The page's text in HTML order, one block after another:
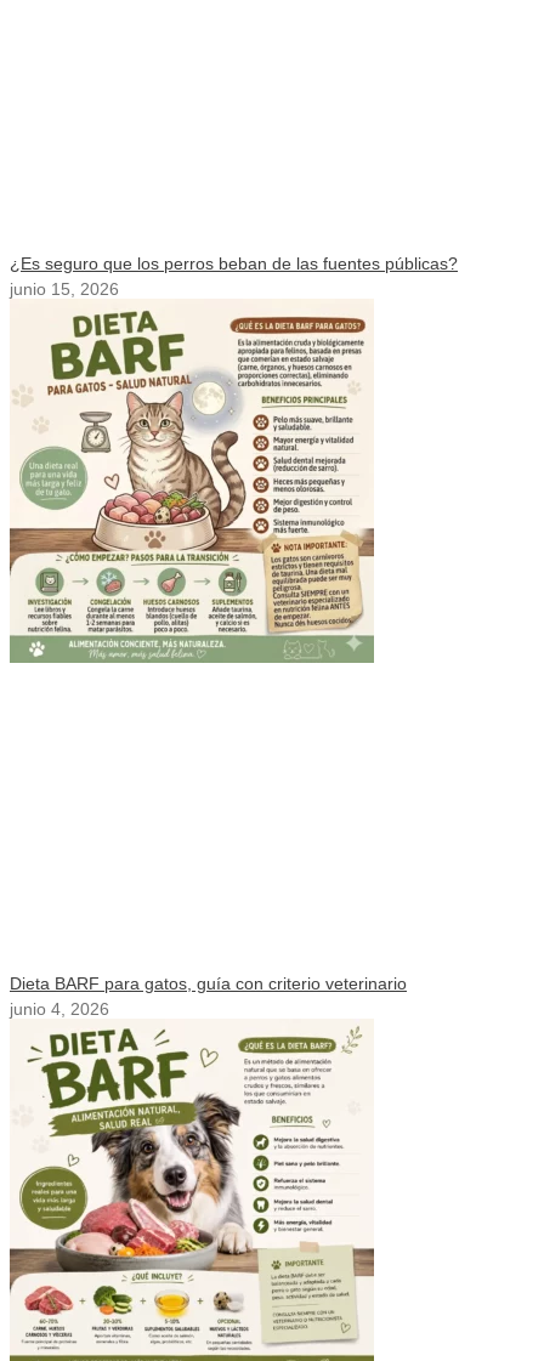
¿Es seguro que los perros beban de las fuentes públicas?
junio 15, 2026
Dieta BARF para gatos, guía con criterio veterinario
junio 4, 2026